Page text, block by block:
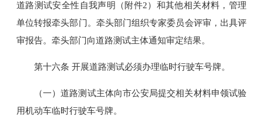
道路测试安全性自我声明（附件2）和其他相关材料，管理
单位转报牵头部门。牵头部门组织专家委员会评审，出具评
审报告。牵头部门向道路测试主体通知审定结果。
第十六条 开展道路测试必须办理临时行驶车号牌。
（一）道路测试主体向市公安局提交相关材料申领试验
用机动车临时行驶车号牌。